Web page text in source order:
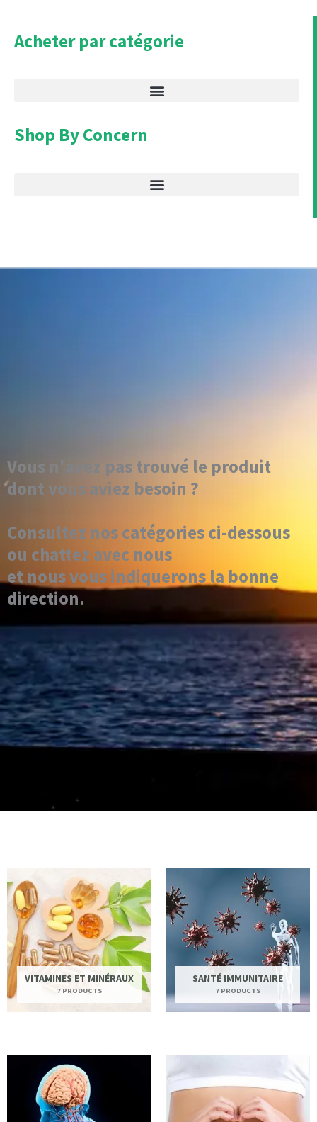
Acheter par catégorie
Shop By Concern
Vous n'avez pas trouvé le produit
dont vous aviez besoin ?
Consultez nos catégories ci-dessous
ou chattez avec nous
et nous vous indiquerons la bonne
direction.
VITAMINES ET MINÉRAUX
7 PRODUCTS
SANTÉ IMMUNITAIRE
7 PRODUCTS